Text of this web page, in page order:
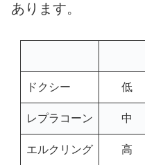
あります。
ドクシー 低
レプラコーン 中
エルクリング 高